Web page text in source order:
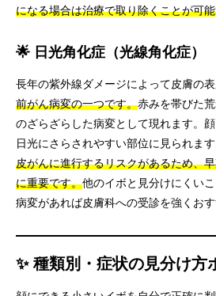
になる場合は治療で取り除くことが可
🌟 日光角化症（光線角化症）
長年の紫外線ダメージによって皮膚の
前がん病変の一つです。赤みを帯びた
のざらざらした病変として現れます。
日光にさらされやすい部位に見られます
皮がんに進行するリスクがあるため、
に重要です。他のイボと見分けにくい
病変があれば皮膚科への受診を強くおす
✨ 種類別・症状の見分け方